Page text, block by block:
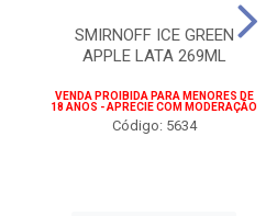
SMIRNOFF ICE GREEN
APPLE LATA 269ML
VENDA PROIBIDA PARA MENORES DE
18 ANOS - APRECIE COM MODERAÇÃO
Código: 5634